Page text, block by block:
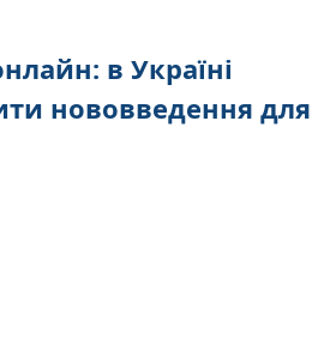
в Україні
нововведення для